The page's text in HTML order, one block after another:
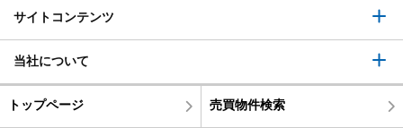
サイトコンテンツ
当社について
トップページ 売買物件検索